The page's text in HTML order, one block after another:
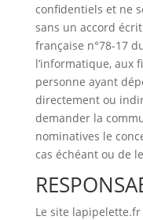
confidentiels et ne
sans un accord
française n°78-17
l’informatique, aux
personne ayant
directement ou
demander la
nominatives le
cas échéant ou de
Le site